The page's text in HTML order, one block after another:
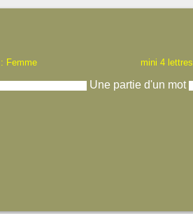
Femme mini 4 lettres
Une partie d'un mot